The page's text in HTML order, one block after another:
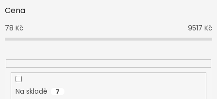
r
d
u
t
ů
Cena
78 Kč 9517 Kč
Na skladě 7